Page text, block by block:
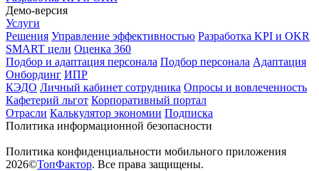
Демо-версия
Услуги
Решения Управление эффективностью Разработка KPI и OKR
SMART цели Оценка 360
Подбор и адаптация персонала Подбор персонала Адаптация
Онбординг ИПР
КЭДО Личный кабинет сотрудника Опросы и вовлеченность
Кафетерий льгот Корпоративный портал
Отрасли Калькулятор экономии Подписка
Политика информационной безопасности
Политика конфиденциальности мобильного приложения
2026©ТопФактор. Все права защищены.